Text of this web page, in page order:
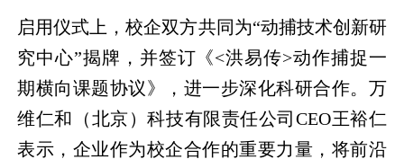
启用仪式上，校企双方共同为“动捕技术创新研
究中心”揭牌，并签订《<洪易传>动作捕捉一
期横向课题协议》，进一步深化科研合作。万
维仁和（北京）科技有限责任公司CEO王裕仁
表示，企业作为校企合作的重要力量，将前沿